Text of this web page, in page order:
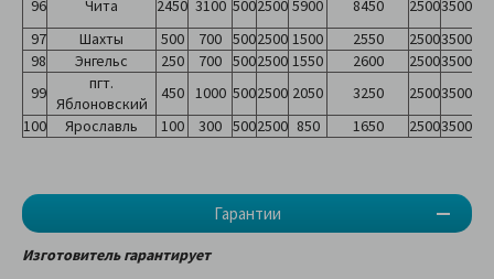
Гарантии
96 Чита 2450 3100 5002500 5900 8450 25003500
97
Шахты 500 700 5002500 1500 2550 25003500
98
Энгельс 250 700 5002500 1550 2600 25003500
99
пгт.
Яблоновский
450 1000 5002500 2050 3250 25003500
100
Ярославль 100 300 5002500 850 1650 25003500
Изготовитель гарантирует